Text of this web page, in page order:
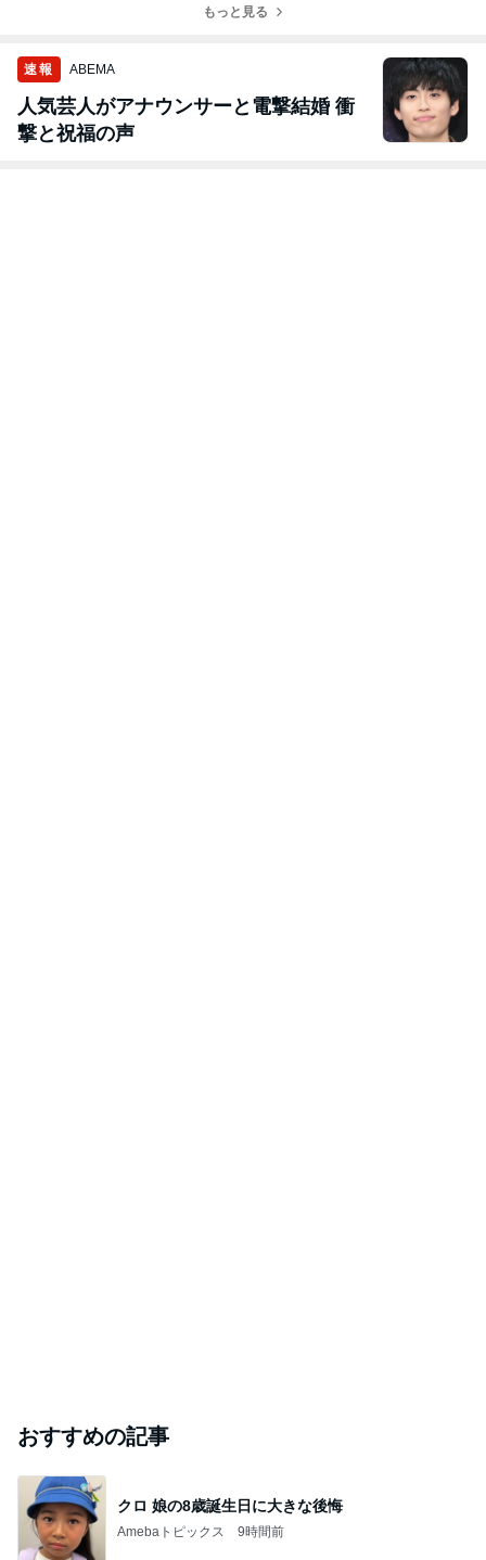
もっと見る
速報 ABEMA
人気芸人がアナウンサーと電撃結婚 衝
撃と祝福の声
おすすめの記事
クロ 娘の8歳誕生日に大きな後悔
Amebaトピックス 9時間前